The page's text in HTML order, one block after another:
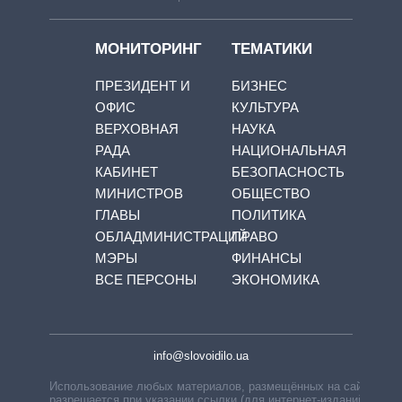
МОНИТОРИНГ
ПРЕЗИДЕНТ И
ОФИС
ВЕРХОВНАЯ
РАДА
КАБИНЕТ
МИНИСТРОВ
ГЛАВЫ
ОБЛАДМИНИСТРАЦИЙ
МЭРЫ
ВСЕ ПЕРСОНЫ
ТЕМАТИКИ
БИЗНЕС
КУЛЬТУРА
НАУКА
НАЦИОНАЛЬНАЯ
БЕЗОПАСНОСТЬ
ОБЩЕСТВО
ПОЛИТИКА
ПРАВО
ФИНАНСЫ
ЭКОНОМИКА
info@slovoidilo.ua
Использование любых материалов, размещённых на сайте,